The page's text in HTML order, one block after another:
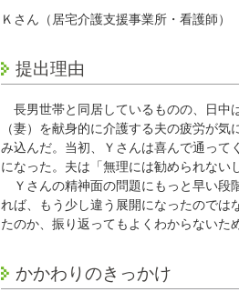
Ｋさん（居宅介護支援事業所・看護師）
提出理由
長男世帯と同居しているものの、日中
（妻）を献身的に介護する夫の疲労が
み込んだ。当初、Ｙさんは喜んで通って
になった。夫は「無理には勧められない
Ｙさんの精神面の問題にもっと早い段
れば、もう少し違う展開になったのでは
たのか、振り返ってもよくわからないた
かかわりのきっかけ